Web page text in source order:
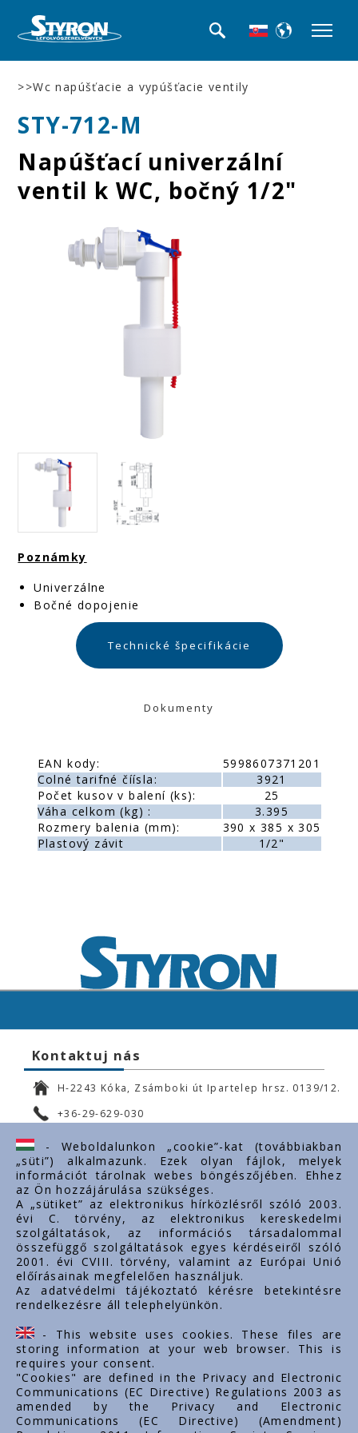
>>Wc napúšťacie a vypúšťacie ventily
STY-712-M
Napúšťací univerzální
ventil k WC, bočný 1/2"
Poznámky
Univerzálne
Bočné dopojenie
Technické špecifikácie
Dokumenty
EAN kody:
5998607371201
Colné tarifné číísla:
3921
Počet kusov v balení (ks):
25
Váha celkom (kg) :
3.395
Rozmery balenia (mm):
390 x 385 x 305
Plastový závit
1/2"
Kontaktuj nás
H-2243 Kóka, Zsámboki út Ipartelep hrsz. 0139/12.
+36-29-629-030
ertekesites@styron.hu
export@styron.hu
www.styron.hu
Doležité linky
O nás
Dokumenty
Kontakt
Kariéra
- Weboldalunkon „cookie”-kat (továbbiakban
„süti”) alkalmazunk. Ezek olyan fájlok, melyek
információt tárolnak webes böngészőjében. Ehhez
az Ön hozzájárulása szükséges.
A „sütiket” az elektronikus hírközlésről szóló 2003.
évi C. törvény, az elektronikus kereskedelmi
szolgáltatások, az információs társadalommal
összefüggő szolgáltatások egyes kérdéseiről szóló
2001. évi CVIII. törvény, valamint az Európai Unió
előírásainak megfelelően használjuk.
Az adatvédelmi tájékoztató kérésre betekintésre
rendelkezésre áll telephelyünkön.
- This website uses cookies. These files are
storing information at your web browser. This is
requires your consent.
"Cookies" are defined in the Privacy and Electronic
Communications (EC Directive) Regulations 2003 as
amended by the Privacy and Electronic
Communications (EC Directive) (Amendment)